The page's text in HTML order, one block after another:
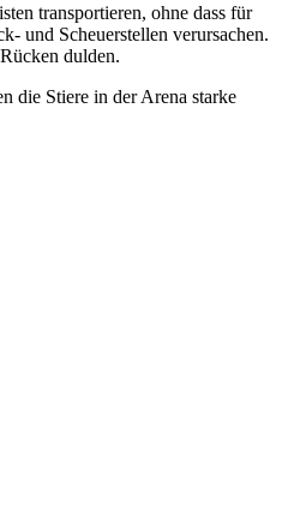
transportieren, ohne dass für
und Scheuerstellen verursachen.
dulden.
die Stiere in der Arena starke